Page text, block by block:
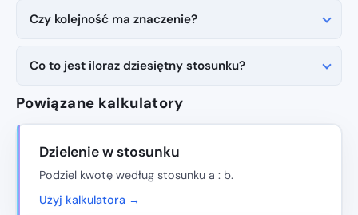
Czy kolejność ma znaczenie?
Co to jest iloraz dziesiętny stosunku?
Powiązane kalkulatory
Dzielenie w stosunku
Podziel kwotę według stosunku a : b.
Użyj kalkulatora →